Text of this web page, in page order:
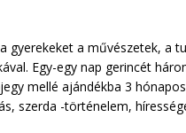
gyerekeket a művészetek, a
Egy-egy nap gerincét
mellé ajándékba 3
szerda -történelem,